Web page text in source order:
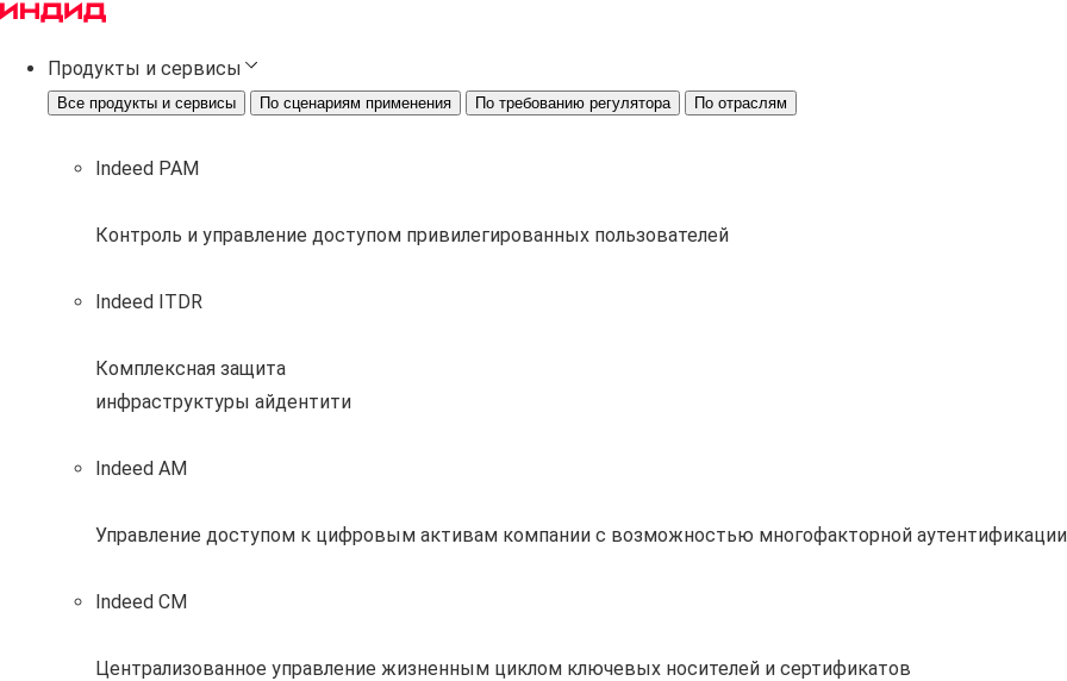
Продукты и сервисы
Все продукты и сервисы По сценариям применения По требованию регулятора По отраслям
Indeed PAM
Контроль и управление доступом привилегированных пользователей
Indeed ITDR
Комплексная защита
инфраструктуры айдентити
Indeed AM
Управление доступом к цифровым активам компании с возможностью многофакторной аутентификации
Indeed CM
Централизованное управление жизненным циклом ключевых носителей и сертификатов